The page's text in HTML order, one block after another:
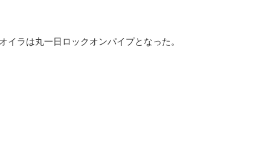
ラは丸一日ロックオンパイプとなった。